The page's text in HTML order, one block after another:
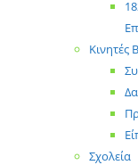
Κινητές
Σχολεία